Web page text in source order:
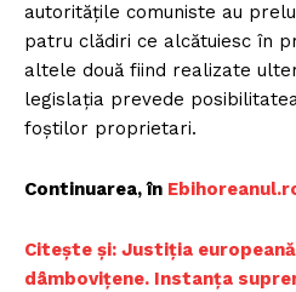
autoritățile comuniste au
patru clădiri ce alcătuiesc în
altele două fiind realizate
legislația prevede
foștilor proprietari.
Continuarea, în E
Citește și: Justiția
dâmbovițene. Instanța